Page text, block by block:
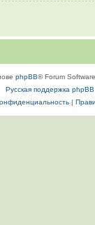
phpBB® Forum
Русская поддержка phpBB
|